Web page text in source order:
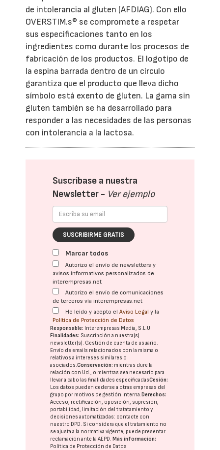
de intolerancia al gluten (AFDIAG). Con ello
OVERSTIM.s® se compromete a respetar
sus especificaciones tanto en los
ingredientes como durante los procesos de
fabricación de los productos. El logotipo de
la espina barrada dentro de un círculo
garantiza que el producto que lleva dicho
símbolo está exento de gluten. La gama sin
gluten también se ha desarrollado para
responder a las necesidades de las personas
con intolerancia a la lactosa.
Suscríbase a nuestra
Newsletter - Ver ejemplo
SUSCRIBIRME GRATIS
Marcar todos
Autorizo el envío de newsletters y
avisos informativos personalizados de
interempresas.net
Autorizo el envío de comunicaciones
de terceros vía interempresas.net
He leído y acepto elAviso Legal y la
Política de Protección de Datos
Responsable: Interempresas Media, S.L.U.
Finalidades: Suscripción a nuestra(s)
newsletter(s). Gestión de cuenta de usuario.
Envío de emails relacionados con la misma o
relativos a intereses similares o
asociados.Conservación: mientras dure la
relación con Ud., o mientras sea necesario para
llevar a cabo las finalidades especificadasCesión:
Los datos pueden cederse a otras empresas del
grupo por motivos de gestión interna.Derechos:
Acceso, rectificación, oposición, supresión,
portabilidad, limitación del tratatamiento y
decisiones automatizadas: contacte con
nuestro DPD. Si considera que el tratamiento no
se ajusta a la normativa vigente, puede presentar
reclamación ante laAEPD.Más información:
Política de Protección de Datos